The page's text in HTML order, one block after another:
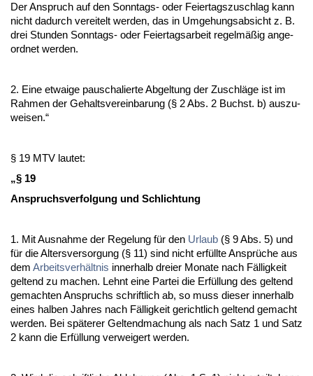
Der An­spruch auf den Sonn­tags- oder Fei­er­tags­zu­schlag kann
nicht da­durch ver­ei­telt wer­den, das in Um­ge­hungs­ab­sicht z. B.
drei St­un­den Sonn­tags- oder Fei­er­tags­ar­beit re­gelmäßig an­ge­
ord­net wer­den.
2. Ei­ne et­wai­ge pau­scha­lier­te Ab­gel­tung der Zu­schläge ist im
Rah­men der Ge­halts­ver­ein­ba­rung (§ 2 Abs. 2 Buchst. b) aus­zu­
wei­sen.“
§ 19 MTV lau­tet:
„§ 19
An­spruchs­ver­fol­gung und Sch­lich­tung
1. Mit Aus­nah­me der Re­ge­lung für den Ur­laub (§ 9 Abs. 5) und
für die Al­ters­ver­sor­gung (§ 11) sind nicht erfüll­te Ansprüche aus
dem Ar­beits­verhält­nis in­ner­halb drei­er Mo­na­te nach Fällig­keit
gel­tend zu ma­chen. Lehnt ei­ne Par­tei die Erfüllung des gel­tend
ge­mach­ten An­spruchs schrift­lich ab, so muss die­ser in­ner­halb
ei­nes hal­ben Jah­res nach Fällig­keit ge­richt­lich gel­tend ge­macht
wer­den. Bei späte­rer Gel­tend­ma­chung als nach Satz 1 und Satz
2 kann die Erfüllung ver­wei­gert wer­den.